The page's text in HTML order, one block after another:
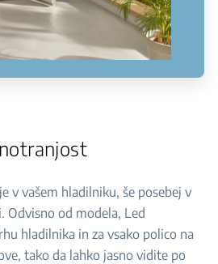
v vašem hladilniku, še posebej v
Odvisno od modela, Led
hladilnika in za vsako polico na
tako da lahko jasno vidite po